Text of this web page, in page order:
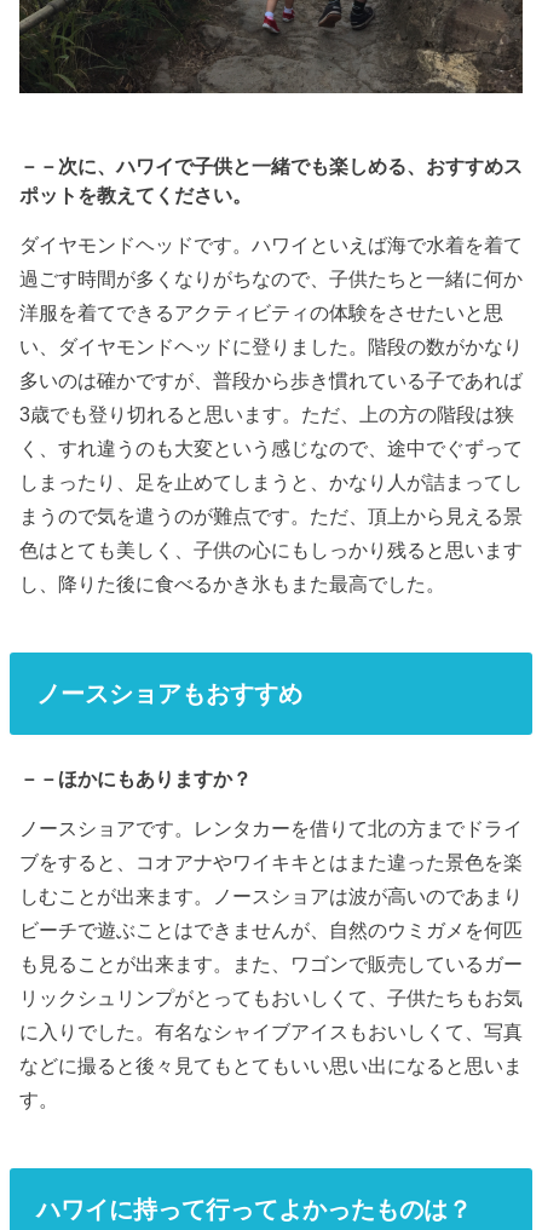
－－次に、ハワイで子供と一緒でも楽しめる、おすすめス
ポットを教えてください。
ダイヤモンドヘッドです。ハワイといえば海で水着を着て
過ごす時間が多くなりがちなので、子供たちと一緒に何か
洋服を着てできるアクティビティの体験をさせたいと思
い、ダイヤモンドヘッドに登りました。階段の数がかなり
多いのは確かですが、普段から歩き慣れている子であれば
3歳でも登り切れると思います。ただ、上の方の階段は狭
く、すれ違うのも大変という感じなので、途中でぐずって
しまったり、足を止めてしまうと、かなり人が詰まってし
まうので気を遣うのが難点です。ただ、頂上から見える景
色はとても美しく、子供の心にもしっかり残ると思います
し、降りた後に食べるかき氷もまた最高でした。
ノースショアもおすすめ
－－ほかにもありますか？
ノースショアです。レンタカーを借りて北の方までドライ
ブをすると、コオアナやワイキキとはまた違った景色を楽
しむことが出来ます。ノースショアは波が高いのであまり
ビーチで遊ぶことはできませんが、自然のウミガメを何匹
も見ることが出来ます。また、ワゴンで販売しているガー
リックシュリンプがとってもおいしくて、子供たちもお気
に入りでした。有名なシャイブアイスもおいしくて、写真
などに撮ると後々見てもとてもいい思い出になると思いま
す。
ハワイに持って行ってよかったものは？